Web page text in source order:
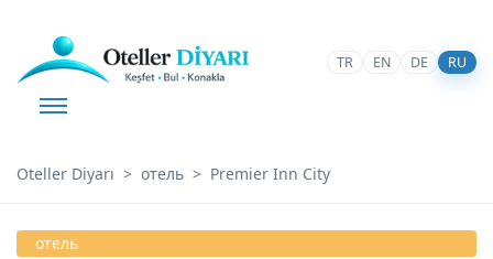
TR EN DE RU
Oteller Diyarı отель Premier Inn City
отель